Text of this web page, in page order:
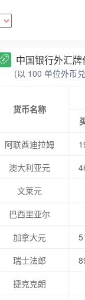
中国银行外汇牌
(以 100 单位外币
货币名称
阿联酋迪拉姆
澳大利亚元
文莱元
巴西里亚尔
加拿大元
瑞士法郎
捷克克朗